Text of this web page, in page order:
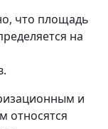
что площадь
на
и
относятся